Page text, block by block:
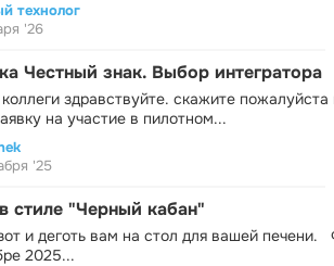
технолог
'26
Честный знак. Выбор интегратора
здравствуйте. скажите пожалуйста
на участие в пилотном...
'25
стиле "Черный кабан"
и деготь вам на стол для вашей печени.
2025...